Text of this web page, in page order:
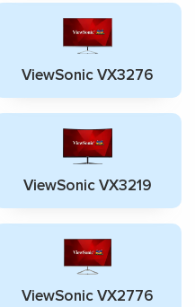
ViewSonic VX3276
ViewSonic VX3219
ViewSonic VX2776